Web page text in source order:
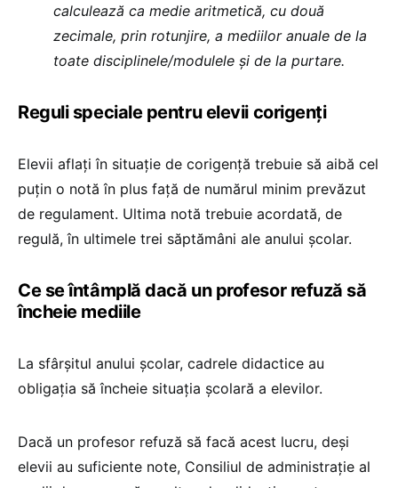
calculează ca medie aritmetică, cu două
zecimale, prin rotunjire, a mediilor anuale de la
toate disciplinele/modulele și de la purtare.
Reguli speciale pentru elevii corigenți
Elevii aflați în situație de corigență trebuie să aibă cel
puțin o notă în plus față de numărul minim prevăzut
de regulament. Ultima notă trebuie acordată, de
regulă, în ultimele trei săptămâni ale anului școlar.
Ce se întâmplă dacă un profesor refuză să
încheie mediile
La sfârșitul anului școlar, cadrele didactice au
obligația să încheie situația școlară a elevilor.
Dacă un profesor refuză să facă acest lucru, deși
elevii au suficiente note, Consiliul de administrație al